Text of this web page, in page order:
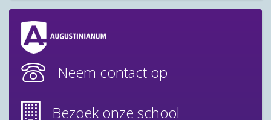
Neem contact op
Bezoek onze school